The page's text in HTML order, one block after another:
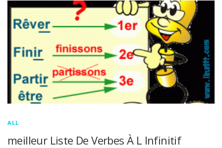
ALL
meilleur Liste De Verbes À L Infinitif